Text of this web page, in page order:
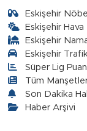
Eskişehir
Eskişehir Hava
Eskişehir
Eskişehir
Süper Lig
Tüm
Son Dakika
Haber Arşivi